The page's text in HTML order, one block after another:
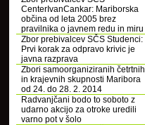
CenterIvanCankar: Mariborska
občina od leta 2005 brez
pravilnika o javnem redu in miru
Zbor prebivalcev SČS Studenci:
Prvi korak za odpravo krivic je
javna razprava
Zbori samoorganiziranih četrtnih
in krajevnih skupnosti Maribora
od 24. do 28. 2. 2014
Radvanjčani bodo to soboto z
udarno akcijo za otroke uredili
varno pot v šolo